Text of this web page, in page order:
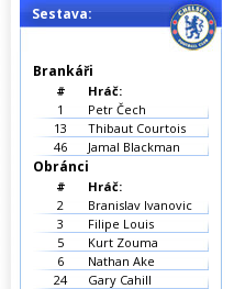
Sestava:
Brankáři
#
Hráč:
1
Petr Čech
13
Thibaut Courtois
46
Jamal Blackman
Obránci
#
Hráč:
2
Branislav Ivanovic
3
Filipe Louis
5
Kurt Zouma
6
Nathan Ake
24
Gary Cahill